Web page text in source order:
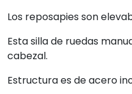
Los reposapies son
Esta silla de ruedas
cabezal.
Estructura es de acero